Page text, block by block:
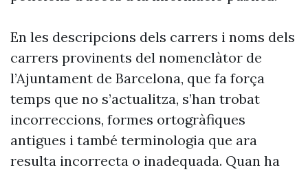
En les descripcions dels carrers i noms dels
carrers provinents del nomenclàtor de
l’Ajuntament de Barcelona, que fa força
temps que no s’actualitza, s’han trobat
incorreccions, formes ortogràfiques
antigues i també terminologia que ara
resulta incorrecta o inadequada. Quan ha